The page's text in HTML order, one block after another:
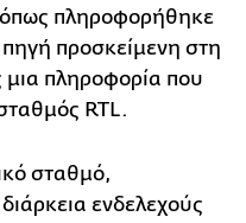
πληροφορήθηκε
προσκείμενη στη
πληροφορία που
RTL.
σταθμό,
ενδελεχούς